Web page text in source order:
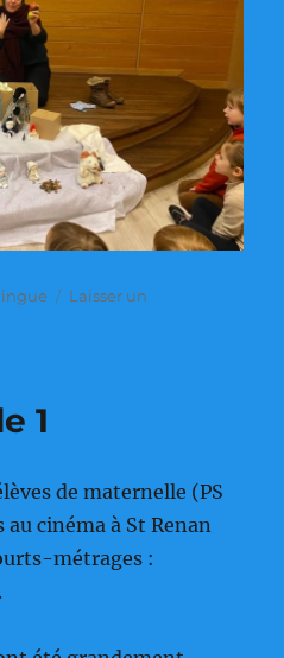
Laisser un
1
de maternelle (PS
au cinéma à St Renan
métrages :